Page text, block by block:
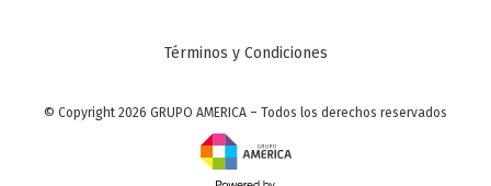
Términos y Condiciones
© Copyright 2026 GRUPO AMERICA – Todos los derechos reservados